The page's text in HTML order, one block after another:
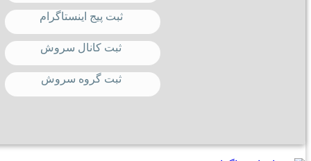
ثبت پیج اینستاگرام
ثبت کانال سروش
ثبت گروه سروش